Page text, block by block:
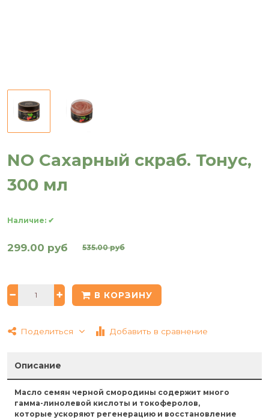
NO Сахарный скраб. Тонус,
300 мл
Наличие: ✔
299.00 руб 535.00 руб
В КОРЗИНУ
Поделиться Добавить в сравнение
Описание
Масло семян черной смородины содержит много
гамма-линолевой кислоты и токоферолов,
которые ускоряют регенерацию и восстановление